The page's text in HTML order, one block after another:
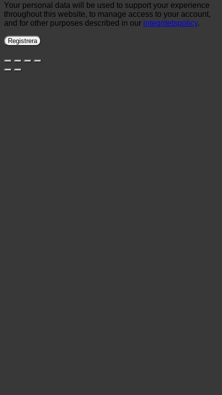
Your personal data will be used to support your experience
throughout this website, to manage access to your account,
and for other purposes described in our integritetspolicy.
Registrera